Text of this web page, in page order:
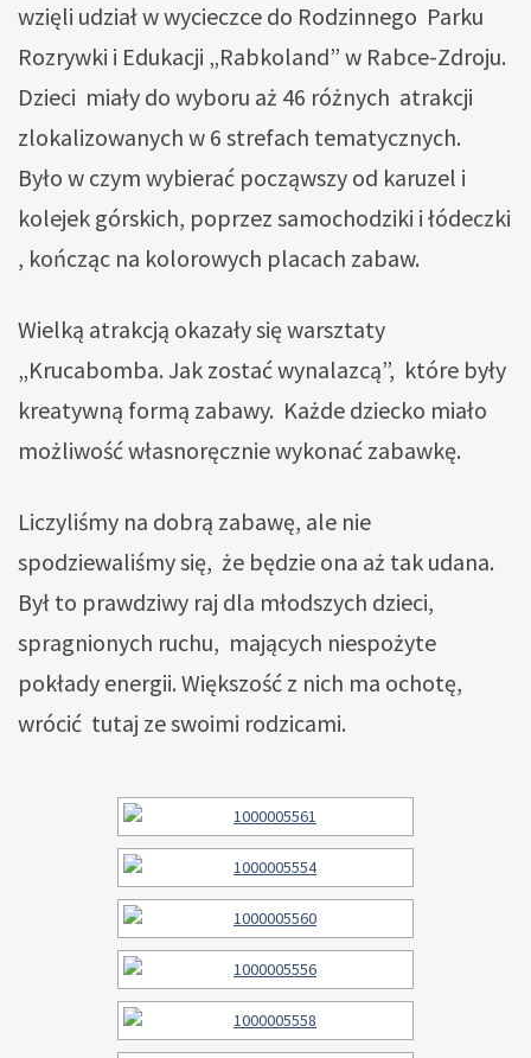
wzięli udział w wycieczce do Rodzinnego Parku
Rozrywki i Edukacji „Rabkoland” w Rabce-Zdroju.
Dzieci miały do wyboru aż 46 różnych atrakcji
zlokalizowanych w 6 strefach tematycznych.
Było w czym wybierać począwszy od karuzel i
kolejek górskich, poprzez samochodziki i łódeczki
, kończąc na kolorowych placach zabaw.
Wielką atrakcją okazały się warsztaty
„Krucabomba. Jak zostać wynalazcą”, które były
kreatywną formą zabawy. Każde dziecko miało
możliwość własnoręcznie wykonać zabawkę.
Liczyliśmy na dobrą zabawę, ale nie
spodziewaliśmy się, że będzie ona aż tak udana.
Był to prawdziwy raj dla młodszych dzieci,
spragnionych ruchu, mających niespożyte
pokłady energii. Większość z nich ma ochotę,
wrócić tutaj ze swoimi rodzicami.